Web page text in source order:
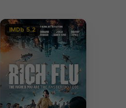
IMDb 5.2